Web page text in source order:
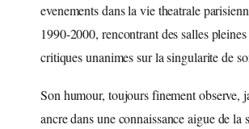
evenements dans la vie theatrale
1990-2000, rencontrant des salles pleines
critiques unanimes sur la singularite de
Son humour, toujours finement observe,
ancre dans une connaissance aigue de la